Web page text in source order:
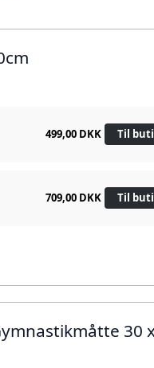
499,00 DKK Til
709,00 DKK Til
30